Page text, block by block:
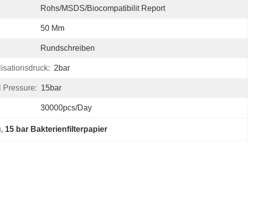
Rohs/MSDS/Biocompatibilit Report
50 Mm
Rundschreiben
2bar
Pressure: 15bar
30000pcs/day
, 15 bar Bakterienfilterpapier